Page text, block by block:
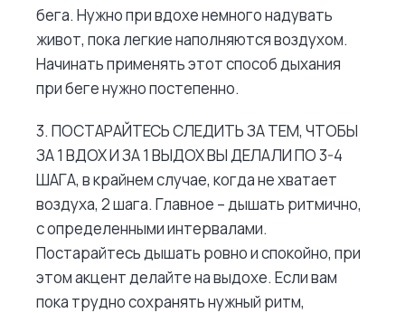
бега. Нужно при вдохе немного надувать
живот, пока легкие наполняются воздухом.
Начинать применять этот способ дыхания
при беге нужно постепенно.
3. ПОСТАРАЙТЕСЬ СЛЕДИТЬ ЗА ТЕМ, ЧТОБЫ
ЗА 1 ВДОХ И ЗА 1 ВЫДОХ ВЫ ДЕЛАЛИ ПО 3-4
ШАГА, в крайнем случае, когда не хватает
воздуха, 2 шага. Главное – дышать ритмично,
с определенными интервалами.
Постарайтесь дышать ровно и спокойно, при
этом акцент делайте на выдохе. Если вам
пока трудно сохранять нужный ритм,